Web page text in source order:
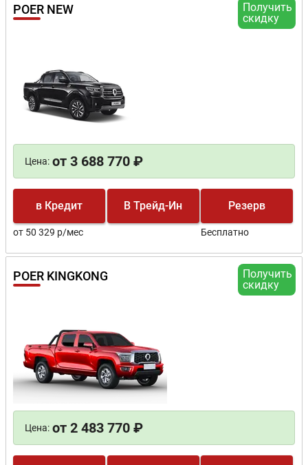
Получить
скидку
POER NEW
Цена: от 3 688 770 ₽
в Кредит
от 50 329 р/мес
В Трейд-Ин Резерв
Бесплатно
Получить
скидку
POER KINGKONG
Цена: от 2 483 770 ₽